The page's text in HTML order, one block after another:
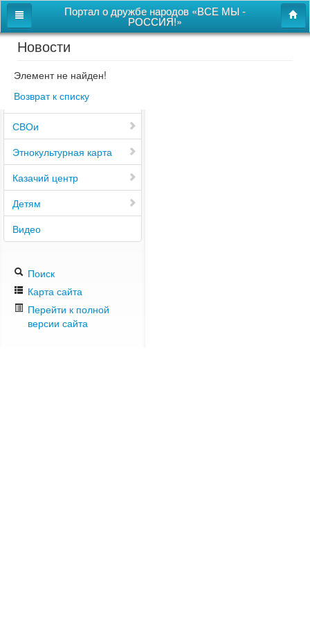
Портал о дружбе народов «ВСЕ МЫ -
РОССИЯ!»
Главная
Дом дружбы народов
Новости
СВОи
Этнокультурная карта
Казачий центр
Детям
Видео
Поиск
Карта сайта
Перейти к полной
версии сайта
Новости
Элемент не найден!
Возврат к списку